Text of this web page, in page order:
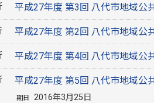
平成27年度 第3回 八代市地域公
平成27年度 第2回 八代市地域公
平成27年度 第4回 八代市地域公
平成27年度 第5回 八代市地域公
期日
2016年3月25日